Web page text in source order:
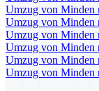
Umzug von Minden
Umzug von Minden
Umzug von Minden
Umzug von Minden
Umzug von Minden
Umzug von Minden